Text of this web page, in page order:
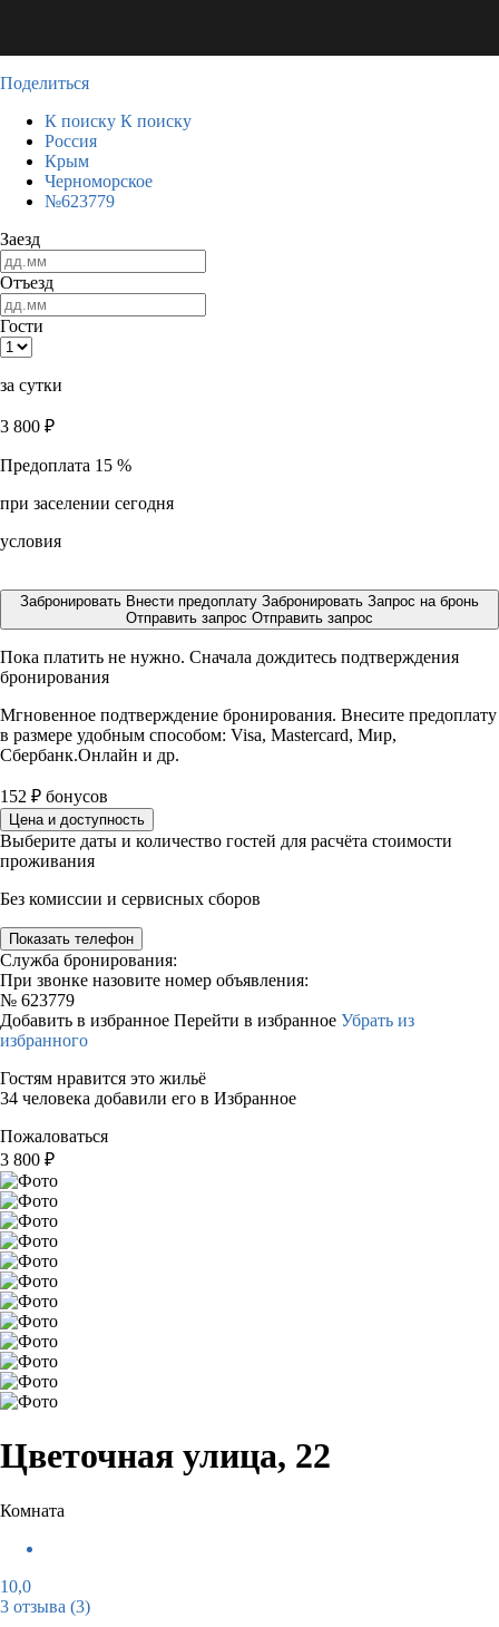
Поделиться
К поиску К поиску
Россия
Крым
Черноморское
№623779
Заезд
Отъезд
Гости
за сутки
3 800 ₽
Предоплата 15 %
при заселении сегодня
условия
Забронировать Внести предоплату Забронировать Запрос на бронь
Отправить запрос Отправить запрос
Пока платить не нужно. Сначала дождитесь подтверждения
бронирования
Мгновенное подтверждение бронирования. Внесите предоплату
в размере удобным способом: Visa, Mastercard, Мир,
Сбербанк.Онлайн и др.
152 ₽ бонусов
Цена и доступность
Выберите даты и количество гостей для расчёта стоимости
проживания
Без комиссии и сервисных сборов
Показать телефон
Служба бронирования:
При звонке назовите номер объявления:
№ 623779
Добавить в избранное Перейти в избранное Убрать из
избранного
Гостям нравится это жильё
34 человека добавили его в Избранное
Пожаловаться
3 800 ₽
Цветочная улица, 22
Комната
10,0
3 отзыва (3)